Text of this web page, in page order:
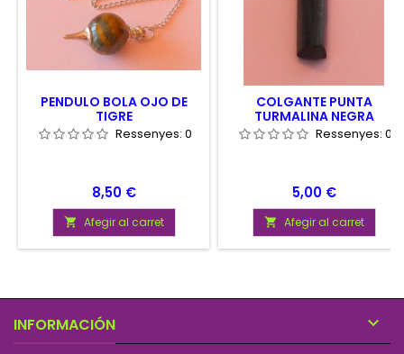
PENDULO BOLA OJO DE
TIGRE
Ressenyes: 0
Preu
8,50 €
 Afegir al carret
COLGANTE PUNTA
TURMALINA NEGRA
Ressenyes: 0
Preu
5,00 €
 Afegir al carret
INFORMACIÓN 